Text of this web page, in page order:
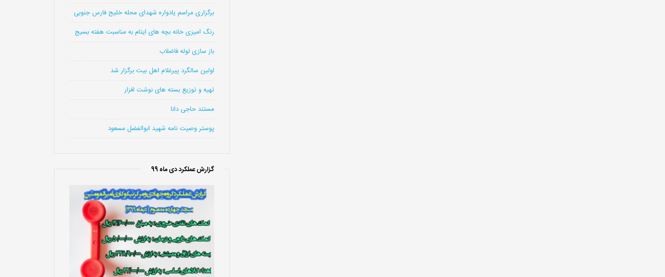
برگزاری مراسم یادواره شهدای محله خلیج فارس جنوبی
رنگ امیزی خانه بچه های ایتام به مناسبت هفته بسیج
باز سازی لوله فاضلاب
اولین سالگرد پیرغلام اهل بیت برگزار شد
تهیه و توزیع بسته های نوشت افزار
مستند حاجی دانا
پوستر وصیت نامه شهید ابوالفضل مسعود
گزارش عملکرد دی ماه 99